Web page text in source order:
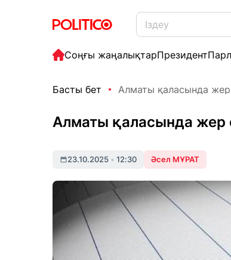
Соңғы жаңалықтарПрезидент
Басты бет Алматы қаласында жер
Алматы қаласында жер
23.10.2025 • 12:30 Әсел МҰРАТ